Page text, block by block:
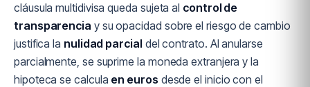
cláusula multidivisa queda sujeta al control de
transparencia y su opacidad sobre el riesgo de cambio
justifica la nulidad parcialdel contrato. Al anularse
parcialmente, se suprime la moneda extranjera y la
hipoteca se calcula en euros desde el inicio con el